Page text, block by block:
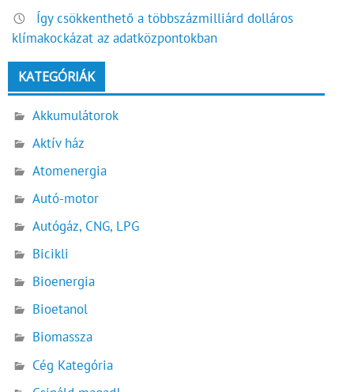
Így csökkenthető a többszázmilliárd dolláros
klímakockázat az adatközpontokban
KATEGÓRIÁK
Akkumulátorok
Aktív ház
Atomenergia
Autó-motor
Autógáz, CNG, LPG
Bicikli
Bioenergia
Bioetanol
Biomassza
Cég Kategória